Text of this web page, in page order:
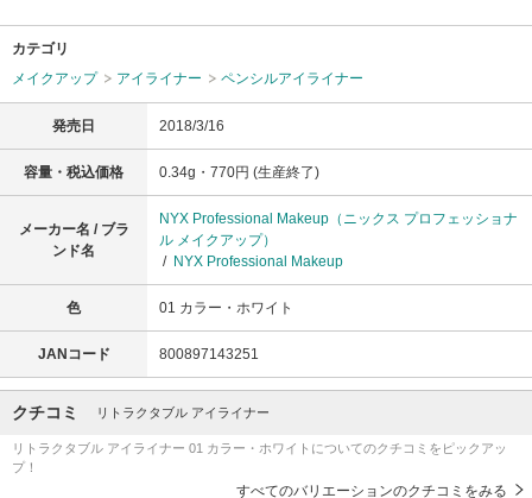
カテゴリ
メイクアップ
アイライナー ペンシルアイライナー
発売日 2018/3/16
容量・税込価格 0.34g・770円 (生産終了)
メーカー名 / ブラ
ンド名
NYX Professional Makeup（ニックス プロフェッショナ
ル メイクアップ）
/ NYX Professional Makeup
色 01 カラー・ホワイト
JANコード 800897143251
クチコミ リトラクタブル アイライナー
リトラクタブル アイライナー 01 カラー・ホワイトについてのクチコミをピックアッ
プ！
すべてのバリエーションのクチコミをみる